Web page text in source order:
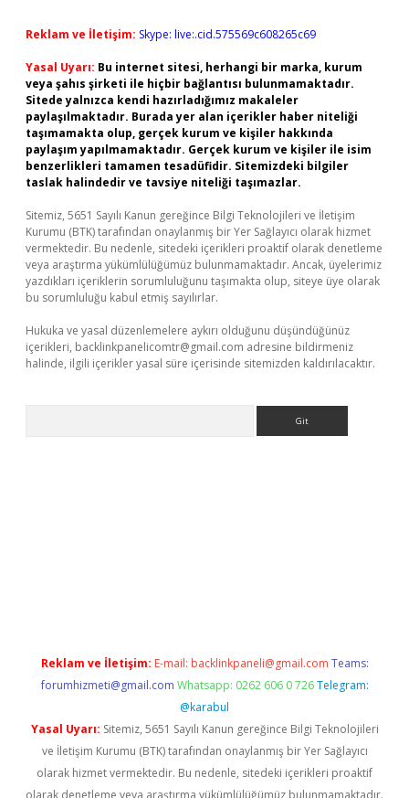
Reklam ve İletişim: Skype: live:.cid.575569c608265c69
Yasal Uyarı: Bu internet sitesi, herhangi bir marka, kurum
veya şahıs şirketi ile hiçbir bağlantısı bulunmamaktadır.
Sitede yalnızca kendi hazırladığımız makaleler
paylaşılmaktadır. Burada yer alan içerikler haber niteliği
taşımamakta olup, gerçek kurum ve kişiler hakkında
paylaşım yapılmamaktadır. Gerçek kurum ve kişiler ile isim
benzerlikleri tamamen tesadüfidir. Sitemizdeki bilgiler
taslak halindedir ve tavsiye niteliği taşımazlar.
Sitemiz, 5651 Sayılı Kanun gereğince Bilgi Teknolojileri ve İletişim
Kurumu (BTK) tarafından onaylanmış bir Yer Sağlayıcı olarak hizmet
vermektedir. Bu nedenle, sitedeki içerikleri proaktif olarak denetleme
veya araştırma yükümlülüğümüz bulunmamaktadır. Ancak, üyelerimiz
yazdıkları içeriklerin sorumluluğunu taşımakta olup, siteye üye olarak
bu sorumluluğu kabul etmiş sayılırlar.
Hukuka ve yasal düzenlemelere aykırı olduğunu düşündüğünüz
içerikleri, backlinkpanelicomtr@gmail.com adresine bildirmeniz
halinde, ilgili içerikler yasal süre içerisinde sitemizden kaldırılacaktır.
Reklam ve İletişim: E-mail: backlinkpaneli@gmail.com Teams:
forumhizmeti@gmail.com Whatsapp: 0262 606 0 726 Telegram:
@karabul
Yasal Uyarı: Sitemiz, 5651 Sayılı Kanun gereğince Bilgi Teknolojileri
ve İletişim Kurumu (BTK) tarafından onaylanmış bir Yer Sağlayıcı
olarak hizmet vermektedir. Bu nedenle, sitedeki içerikleri proaktif
olarak denetleme veya araştırma yükümlülüğümüz bulunmamaktadır.